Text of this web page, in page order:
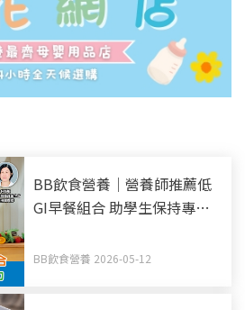
BB飲食營養｜營養師推薦低
GI早餐組合 助學生保持專注
BB飲食營養 2026-05-12